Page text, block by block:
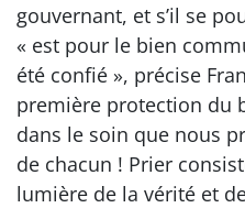
gouvernant, et s’il se
« est pour le bien
été confié », précise
première protection du
dans le soin que nous
de chacun ! Prier
lumière de la vérité et